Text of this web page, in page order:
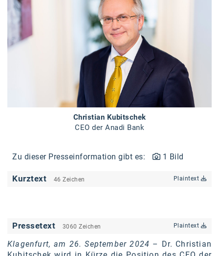
Brandl Talos
Braun
BRP-Rotax
Enkeltaugliches Österreich
Gillette Venus
GrECo
karriere.at
Christian Kubitschek
CEO der Anadi Bank
Zu dieser Presseinformation gibt es: 1 Bild
Kurztext 46 Zeichen Plaintext
Pressetext 3060 Zeichen Plaintext
Klagenfurt, am 26. September 2024 – Dr. Christian